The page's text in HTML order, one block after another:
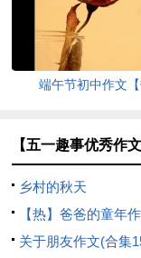
端午节初中作文【
【五一趣事优秀作
乡村的秋天
【热】爸爸的童年
关于朋友作文(合集